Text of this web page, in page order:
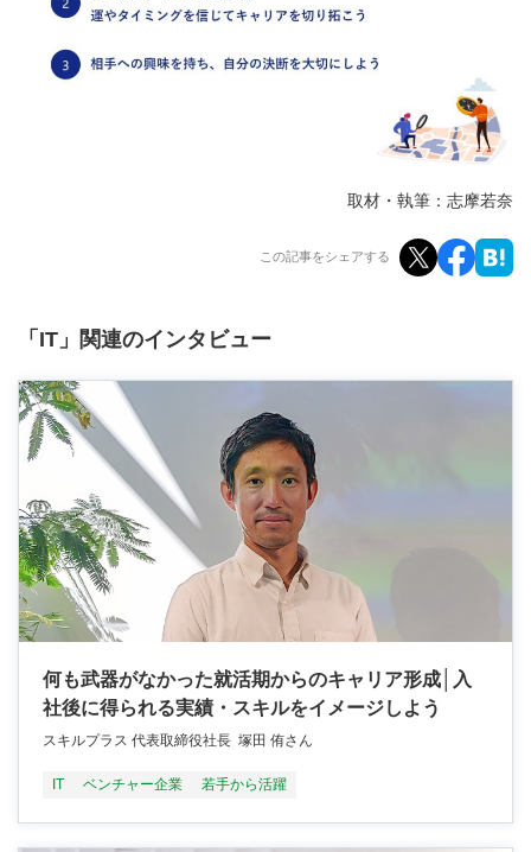
取材・執筆：志摩若奈
この記事をシェアする
「IT」関連のインタビュー
何も武器がなかった就活期からのキャリア形成│入
社後に得られる実績・スキルをイメージしよう
スキルプラス 代表取締役社長 塚田 侑さん
IT ベンチャー企業 若手から活躍